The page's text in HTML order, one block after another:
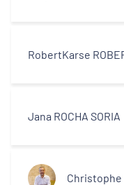
RobertKarse
Jana ROCHA SORIA
Christophe